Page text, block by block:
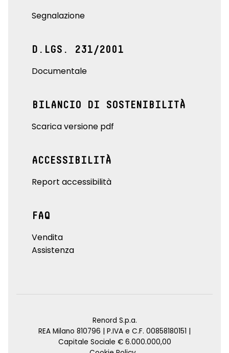
Segnalazione
D.LGS. 231/2001
Documentale
BILANCIO DI SOSTENIBILITÀ
Scarica versione pdf
ACCESSIBILITÀ
Report accessibilità
FAQ
Vendita
Assistenza
Renord S.p.a.
REA Milano 810796 | P.IVA e C.F. 00858180151 |
Capitale Sociale € 6.000.000,00